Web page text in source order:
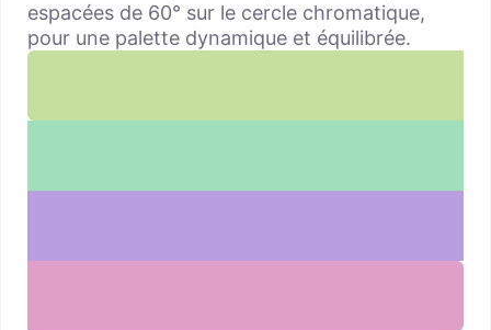
espacées de 60° sur le cercle chromatique,
pour une palette dynamique et équilibrée.